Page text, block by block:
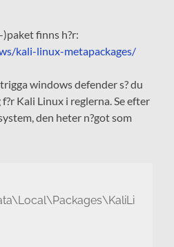
finns h?r:
kali-linux-metapackages/
windows defender s? du
Kali Linux i reglerna. Se efter
den heter n?got som